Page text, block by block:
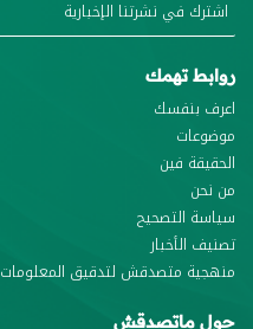
روابط تهمك
اعرف بنفسك
موضوعات
الحقيقة فين
من نحن
سياسة التصحيح
تصنيف الأخبار
منهجية متصدقش لتدقيق المعلومات
حول ماتصدقش